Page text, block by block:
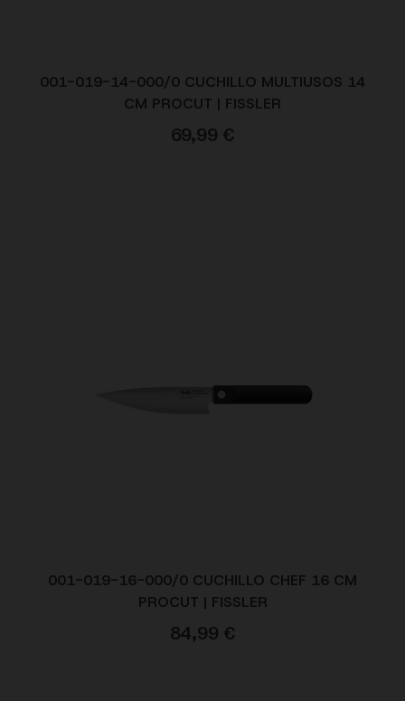
001-019-14-000/0 CUCHILLO MULTIUSOS 14
CM PROCUT | FISSLER
69,99 €
001-019-16-000/0 CUCHILLO CHEF 16 CM
PROCUT | FISSLER
84,99 €